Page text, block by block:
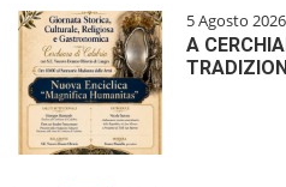
5 Agosto 2026
A